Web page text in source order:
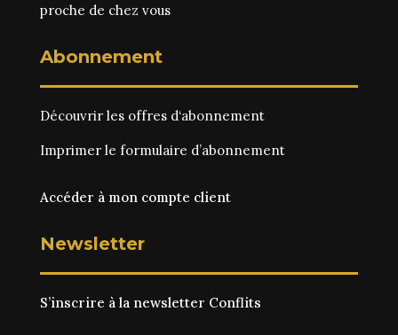
proche de chez vous
Abonnement
Découvrir les offres d‘abonnement
Imprimer le formulaire d’abonnement
Accéder à mon compte client
Newsletter
S’inscrire à la newsletter Conflits